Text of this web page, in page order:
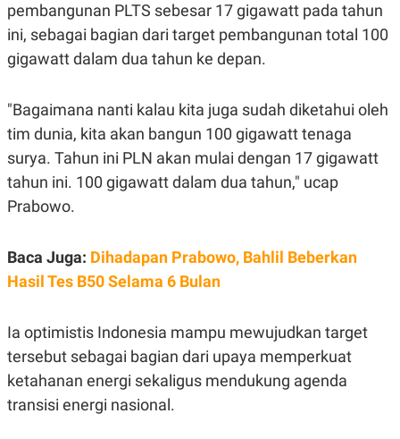
S
A
T
D
A
A
G
S
K
O
N
T
N
V
L
I
P
S
U
S
JARINGAN
N
A
N
A
C
E
S
R
E
L
pembangunan PLTS sebesar 17 gigawatt pada tahun
ini, sebagai bagian dari target pembangunan total 100
gigawatt dalam dua tahun ke depan.
"Bagaimana nanti kalau kita juga sudah diketahui oleh
tim dunia, kita akan bangun 100 gigawatt tenaga
surya. Tahun ini PLN akan mulai dengan 17 gigawatt
tahun ini. 100 gigawatt dalam dua tahun," ucap
Prabowo.
Baca Juga: Dihadapan Prabowo, Bahlil Beberkan
Hasil Tes B50 Selama 6 Bulan
Ia optimistis Indonesia mampu mewujudkan target
tersebut sebagai bagian dari upaya memperkuat
ketahanan energi sekaligus mendukung agenda
transisi energi nasional.